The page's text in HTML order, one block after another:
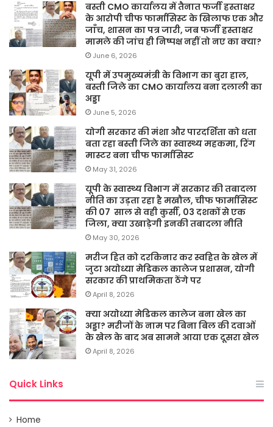
बस्ती CMO कार्यालय में तैनात फर्जी हस्ताक्षर
के आरोपी चीफ फार्मासिस्ट के खिलाफ एक और
जाँच, शासन का पत्र जारी, जब फर्जी हस्ताक्षर
मामले की जांच ही निष्पक्ष नहीं तो नए का क्या?
June 6, 2026
यूपी में उपमुख्यमंत्री के विभाग का बुरा हाल,
बस्ती जिले का CMO कार्यालय बना दलाली का
अड्डा
June 5, 2026
योगी सरकार की मंशा और पारदर्शिता को धता
बता रहा बस्ती जिले का स्वास्थ्य महकमा, रिंग
मास्टर बना चीफ फार्मासिस्ट
May 31, 2026
यूपी के स्वास्थ्य विभाग में सरकार की तबादला
नीति का उड़ता रहा है मखौल, चीफ फार्मासिस्ट
की 07 साल से वही कुर्सी, 03 दशकों से एक
जिला, क्या उखाड़ेगी इनकी तबादला नीति
May 30, 2026
मरीज हित को दरकिनार कर स्वहित के खेल में
जुटा अयोध्या मेडिकल कालेज प्रशासन, योगी
सरकार की प्राथमिकता ठेंगे पर
April 8, 2026
क्या अयोध्या मेडिकल कालेज बना खेल का
अड्डा? मरीजों के नाम पर बिना बिल की दवाओं
के खेल के बाद अब सामने आया एक दूसरा खेल
April 8, 2026
Quick Links
Home